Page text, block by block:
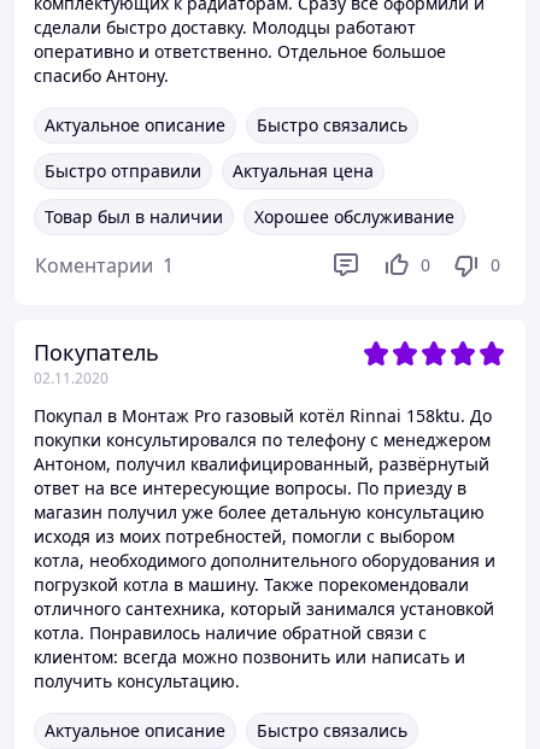
сделали быстро доставку. Молодцы работают
оперативно и ответственно. Отдельное большое
спасибо Антону.
Актуальное описание
Быстро связались
Быстро отправили
Актуальная цена
Товар был в наличии
Хорошее обслуживание
Коментарии 1 0 0
Покупатель
02.11.2020
Покупал в Монтаж Pro газовый котёл Rinnai 158ktu. До
покупки консультировался по телефону с менеджером
Антоном, получил квалифицированный, развёрнутый
ответ на все интересующие вопросы. По приезду в
магазин получил уже более детальную консультацию
исходя из моих потребностей, помогли с выбором
котла, необходимого дополнительного оборудования и
погрузкой котла в машину. Также порекомендовали
отличного сантехника, который занимался установкой
котла. Понравилось наличие обратной связи с
клиентом: всегда можно позвонить или написать и
получить консультацию.
Актуальное описание
Быстро связались